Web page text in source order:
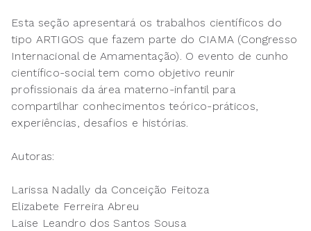
Esta seção apresentará os trabalhos científicos do
tipo ARTIGOS que fazem parte do CIAMA (Congresso
Internacional de Amamentação). O evento de cunho
científico-social tem como objetivo reunir
profissionais da área materno-infantil para
compartilhar conhecimentos teórico-práticos,
experiências, desafios e histórias.
Autoras:
Larissa Nadally da Conceição Feitoza
Elizabete Ferreira Abreu
Laise Leandro dos Santos Sousa